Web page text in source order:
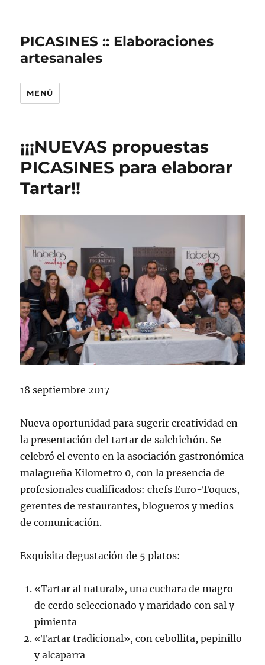
PICASINES :: Elaboraciones
artesanales
MENÚ
¡¡¡NUEVAS propuestas
PICASINES para elaborar
Tartar!!
18 septiembre 2017
Nueva oportunidad para sugerir creatividad en
la presentación del tartar de salchichón. Se
celebró el evento en la asociación gastronómica
malagueña Kilometro 0, con la presencia de
profesionales cualificados: chefs Euro-Toques,
gerentes de restaurantes, blogueros y medios
de comunicación.
Exquisita degustación de 5 platos:
«Tartar al natural», una cuchara de magro
de cerdo seleccionado y maridado con sal y
pimienta
«Tartar tradicional», con cebollita, pepinillo
y alcaparra